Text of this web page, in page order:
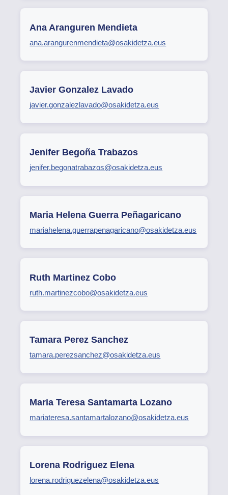
Ana Aranguren Mendieta
ana.arangurenmendieta@osakidetza.eus
Javier Gonzalez Lavado
javier.gonzalezlavado@osakidetza.eus
Jenifer Begoña Trabazos
jenifer.begonatrabazos@osakidetza.eus
Maria Helena Guerra Peñagaricano
mariahelena.guerrapenagaricano@osakidetza.eus
Ruth Martinez Cobo
ruth.martinezcobo@osakidetza.eus
Tamara Perez Sanchez
tamara.perezsanchez@osakidetza.eus
Maria Teresa Santamarta Lozano
mariateresa.santamartalozano@osakidetza.eus
Lorena Rodriguez Elena
lorena.rodriguezelena@osakidetza.eus